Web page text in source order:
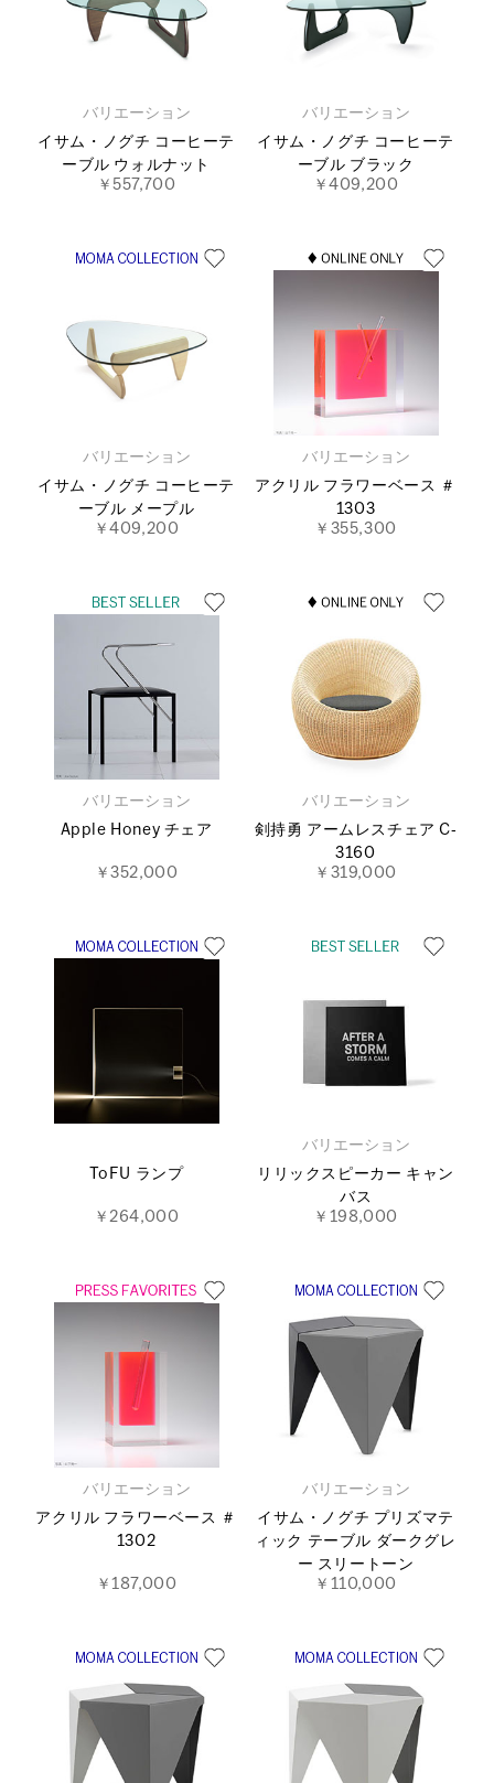
バリエーション
イサム・ノグチ コーヒーテ
ーブル ウォルナット
￥557,700
バリエーション
イサム・ノグチ コーヒーテ
ーブル ブラック
￥409,200
バリエーション
イサム・ノグチ コーヒーテ
ーブル メープル
￥409,200
バリエーション
アクリル フラワーベース ＃
1303
￥355,300
バリエーション
Apple Honey チェア
￥352,000
バリエーション
剣持勇 アームレスチェア C‐
3160
￥319,000
ToFU ランプ
￥264,000
バリエーション
リリックスピーカー キャン
バス
￥198,000
バリエーション
アクリル フラワーベース ＃
1302
￥187,000
バリエーション
イサム・ノグチ プリズマテ
ィック テーブル ダークグレ
ー スリートーン
￥110,000